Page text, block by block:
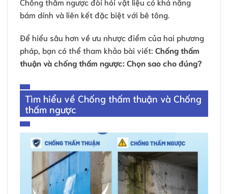
bám dính và liên kết đặc biệt với bê tông.
Để hiểu sâu hơn về ưu nhược điểm của hai phương
pháp, bạn có thể tham khảo bài viết: Chống thấm
thuận và chống thấm ngược: Chọn sao cho đúng?
Tìm hiểu về Chống thấm thuận và Chống
thấm ngược